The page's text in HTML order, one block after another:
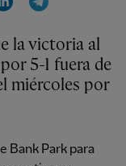
5-1 fuera de
miércoles por
Bank Park para